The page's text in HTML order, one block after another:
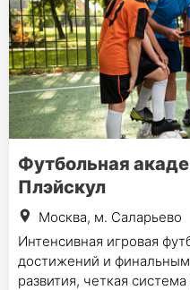
Футбольная
Плэйскул
Москва, м. Саларьево
Интенсивная игровая
достижений и
развития, четкая